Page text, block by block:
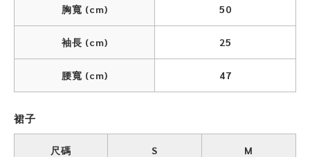
胸寬 (cm) 50
袖長 (cm) 25
腰寬 (cm) 47
裙子
尺碼 S M